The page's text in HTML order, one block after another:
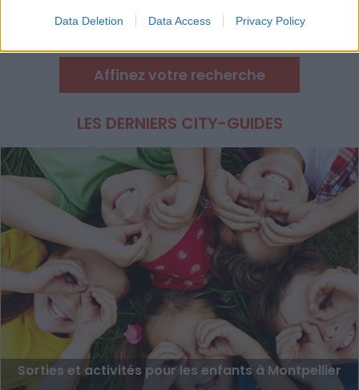
Data Deletion Data Access Privacy Policy
Bowling Star Montpellier combine plusieurs
espaces de divertissement pour petits et
espace détente, billards et parc pour les
enfants, il y a de quoi s'amuser au
BowlingStar de Montpellier situé dans le
quartier Près d'Arènes.
Affinez votre recherche
LES DERNIERS CITY-GUIDES
Sorties et activités pour les enfants à Montpellier